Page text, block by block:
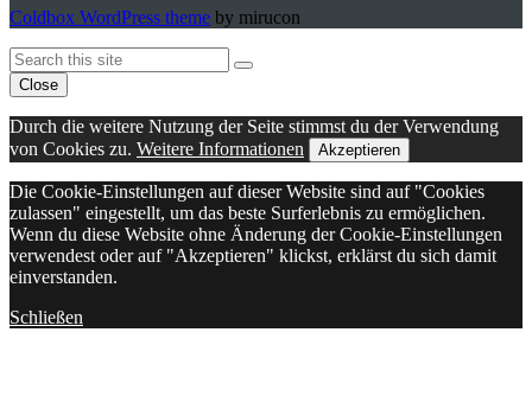
Coldbox WordPress theme by mirucon
Back
To
Top
Search
Search
Close
Durch die weitere Nutzung der Seite stimmst du der Verwendung
von Cookies zu. Weitere Informationen Akzeptieren
Die Cookie-Einstellungen auf dieser Website sind auf "Cookies
zulassen" eingestellt, um das beste Surferlebnis zu ermöglichen.
Wenn du diese Website ohne Änderung der Cookie-Einstellungen
verwendest oder auf "Akzeptieren" klickst, erklärst du sich damit
einverstanden.
Schließen